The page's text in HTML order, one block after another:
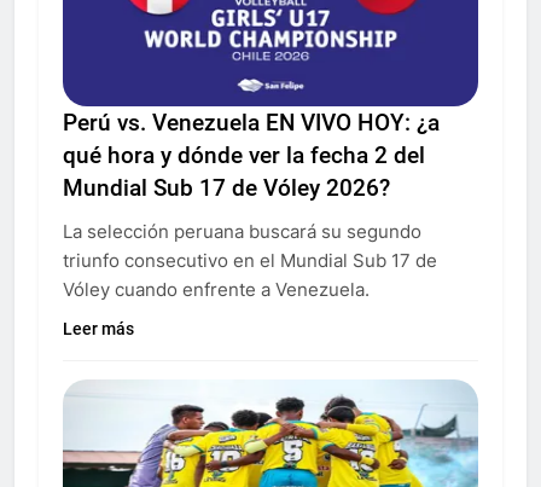
Perú vs. Venezuela EN VIVO HOY: ¿a
qué hora y dónde ver la fecha 2 del
Mundial Sub 17 de Vóley 2026?
La selección peruana buscará su segundo
triunfo consecutivo en el Mundial Sub 17 de
Vóley cuando enfrente a Venezuela.
Leer más